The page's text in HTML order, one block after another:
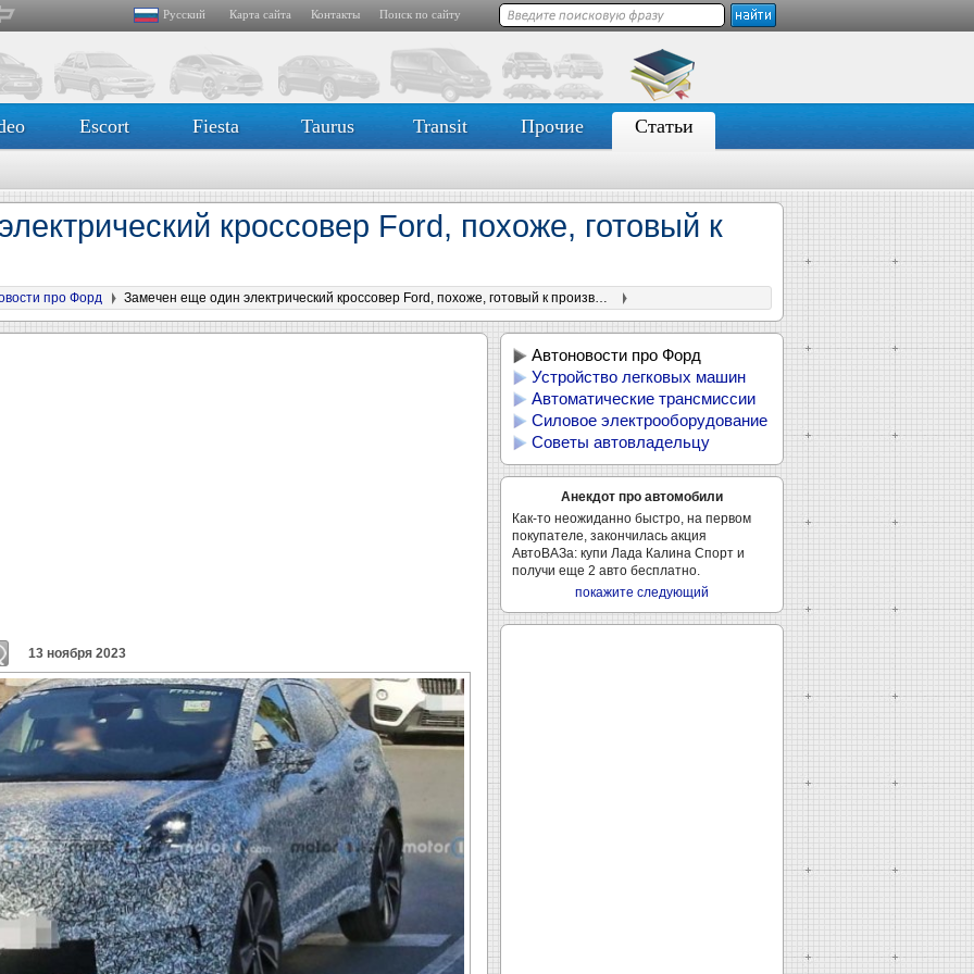
Русский Карта сайта Контакты Поиск по сайту
Escort Fiesta Taurus Transit Прочие Статьи
кроссовер Ford, похоже, готовый к
про Форд Замечен еще один электрический кроссовер Ford, похоже, готовый к производству
13 ноября 2023
Автоновости про Форд
Устройство легковых машин
Автоматические трансмиссии
Силовое электрооборудование
Советы автовладельцу
Анекдот про автомобили
Как-то неожиданно быстро, на первом
покупателе, закончилась акция
АвтоВАЗа: купи Лада Калина Спорт и
получи еще 2 авто бесплатно.
покажите следующий